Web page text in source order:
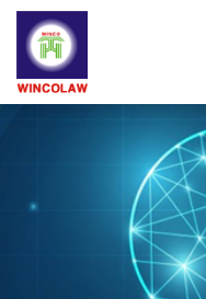
CƠ CẤU TỔ CHỨC